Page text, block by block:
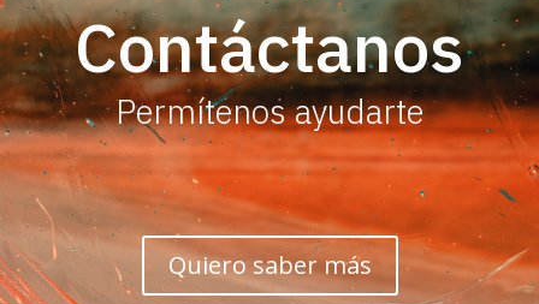
Contáctanos
Permítenos ayudarte
Quiero saber más